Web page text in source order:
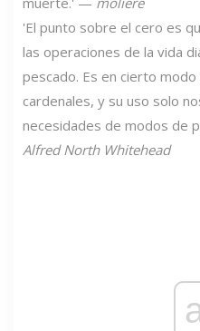
'El punto sobre el cero es
las operaciones de la vida
pescado. Es en cierto
cardenales, y su uso solo
necesidades de modos de
Alfred North Whitehead